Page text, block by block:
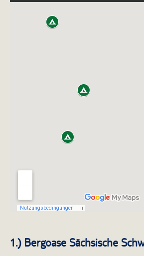
1.) Bergoase Sächsische